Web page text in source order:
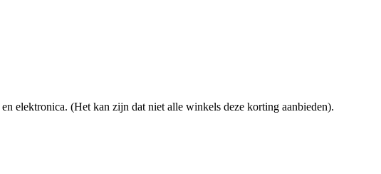
elektronica. (Het kan zijn dat niet alle winkels deze korting aanbieden).